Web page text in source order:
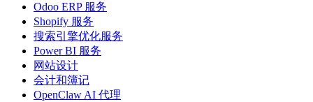
Odoo ERP 服务
Shopify 服务
搜索引擎优化服务
Power BI 服务
网站设计
会计和簿记
OpenClaw AI 代理